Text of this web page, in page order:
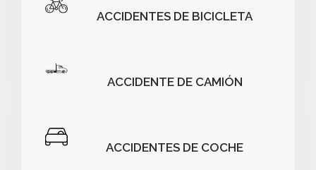
ACCIDENTES DE BICICLETA
ACCIDENTE DE CAMIÓN
ACCIDENTES DE COCHE